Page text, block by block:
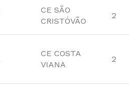
CE SÃO
CRISTÓVÃO
2
CE COSTA
VIANA
2